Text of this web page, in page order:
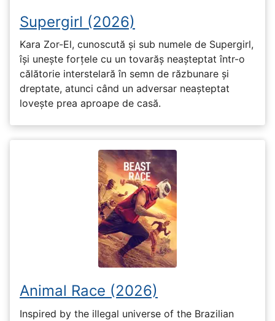
Supergirl (2026)
Kara Zor-El, cunoscută și sub numele de Supergirl,
își unește forțele cu un tovarăș neașteptat într-o
călătorie interstelară în semn de răzbunare și
dreptate, atunci când un adversar neașteptat
lovește prea aproape de casă.
Animal Race (2026)
Inspired by the illegal universe of the Brazilian